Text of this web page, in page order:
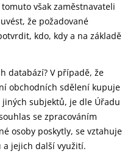
však zaměstnavateli
že požadované
kdo, kdy a na základě
databází? V případě, že
obchodních sdělení kupuje
subjektů, je dle Úřadu
se zpracováním
osoby poskytly, se vztahuje
jejich další využití.